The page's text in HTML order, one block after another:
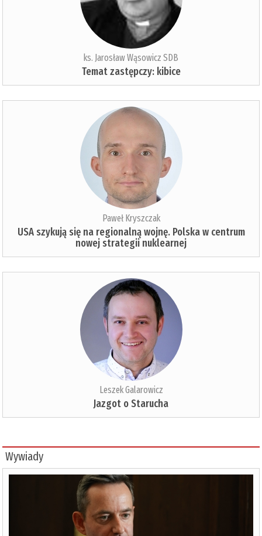
ks. Jarosław Wąsowicz SDB
Temat zastępczy: kibice
Paweł Kryszczak
USA szykują się na regionalną wojnę. Polska w centrum
nowej strategii nuklearnej
Leszek Galarowicz
Jazgot o Starucha
Wywiady